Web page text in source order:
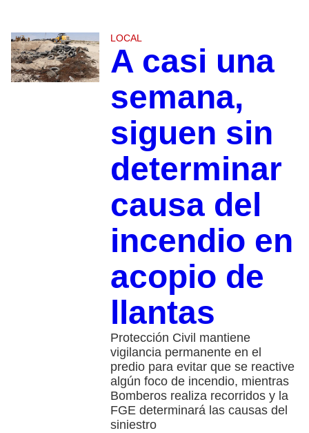
LOCAL
A casi una
semana,
siguen sin
determinar
causa del
incendio en
acopio de
llantas
Protección Civil mantiene
vigilancia permanente en el
predio para evitar que se reactive
algún foco de incendio, mientras
Bomberos realiza recorridos y la
FGE determinará las causas del
siniestro